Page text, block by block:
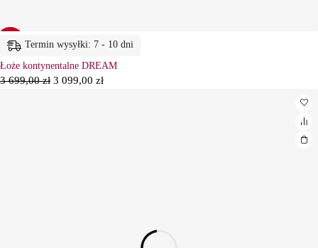
16% Termin wysyłki: 7 - 10 dni
Łoże kontynentalne DREAM
3 699,00zł 3 099,00 zł